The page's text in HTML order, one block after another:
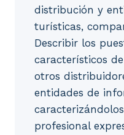
distribución y
turísticas,
Describir los
característicos
otros
entidades de
profesional